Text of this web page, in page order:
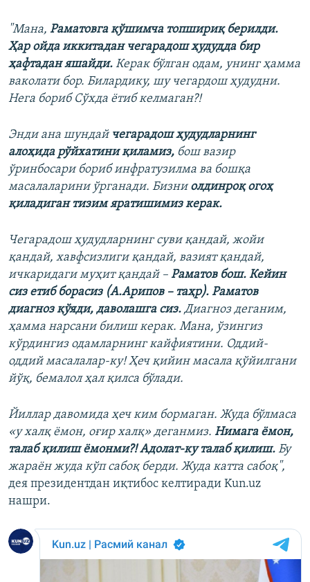
"Мана, Раматовга қўшимча топшириқ берилди.
Ҳар ойда иккитадан чегарадош ҳудудда бир
ҳафтадан яшайди. Керак бўлган одам, унинг ҳамма
ваколати бор. Билардику, шу чегардош ҳудудни.
Нега бориб Сўхда ётиб келмаган?!
Энди ана шундайчегарадош ҳудудларнинг
алоҳида рўйхатини қиламиз, бош вазир
ўринбосари бориб инфратузилма ва бошқа
масалаларини ўрганади. Бизниолдинроқ огоҳ
қиладиган тизим яратишимиз керак.
Чегарадош ҳудудларнинг суви қандай, жойи
қандай, хавфсизлиги қандай, вазият қандай,
ичкаридаги муҳит қандай – Раматов бош. Кейин
сиз етиб борасиз (А.Арипов – таҳр). Раматов
диагноз қўяди, даволашга сиз. Диагноз деганим,
ҳамма нарсани билиш керак. Мана, ўзингиз
кўрдингиз одамларнинг кайфиятини. Оддий-
оддий масалалар-ку! Ҳеч қийин масала қўйилгани
йўқ, бемалол ҳал қилса бўлади.
Йиллар давомида ҳеч ким бормаган. Жуда бўлмаса
«у халқ ёмон, оғир халқ» деганмиз. Нимага ёмон,
талаб қилиш ёмонми?! Адолат-ку талаб қилиш. Бу
жараён жуда кўп сабоқ берди. Жуда катта сабоқ",
дея президентдан иқтибос келтиради Kun.uz
нашри.